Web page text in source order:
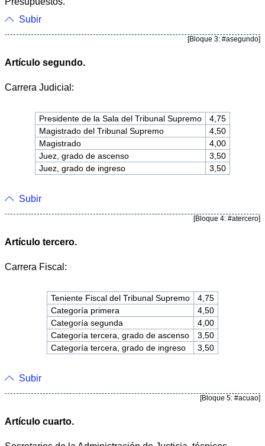
Subir
[Bloque 3: #asegundo]
Artículo segundo.
Carrera Judicial:
Presidente de la Sala del Tribunal Supremo
4,75
Magistrado del Tribunal Supremo
4,50
Magistrado
4,00
Juez, grado de ascenso
3,50
Juez, grado de ingreso
3,50
Subir
[Bloque 4: #atercero]
Artículo tercero.
Carrera Fiscal:
Teniente Fiscal del Tribunal Supremo
4,75
Categoría primera
4,50
Categoría segunda
4,00
Categoría tercera, grado de ascenso
3,50
Categoría tercera, grado de ingreso
3,50
Subir
[Bloque 5: #acuao]
Artículo cuarto.